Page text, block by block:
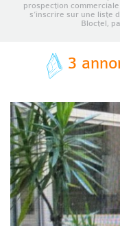
prospection
s’inscrire sur une liste
Bloctel,
3